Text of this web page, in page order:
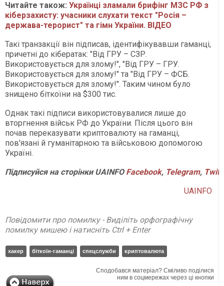
Читайте також: Українці зламали брифінг МЗС РФ з
кіберзахисту: учасники слухати текст "Росія –
держава-терорист" та гімн України. ВІДЕО
Такі транзакції він підписав, ідентифікувавши гаманці,
причетні до кібератак: "Від ГРУ – СЗР.
Використовується для злому!", "Від ГРУ – ГРУ.
Використовується для злому!" та "Від ГРУ – ФСБ.
Використовується для злому!". Таким чином було
знищено біткоїни на $300 тис.
Однак такі підписи використовувалися лише до
вторгнення військ РФ до України. Після цього він
почав переказувати криптовалюту на гаманці,
пов'язані й гуманітарною та військовою допомогою
Україні.
Підписуйся на сторінки UAINFO Facebook, Telegram,
UAINFO
Повідомити про помилку - Виділіть орфографічну
помилку мишею і натисніть Ctrl + Enter
хакер біткоїн-гаманці спецслужби криптовалюта
Сподобався матеріал? Сміливо поділися
ним в соцмережах через ці кнопки